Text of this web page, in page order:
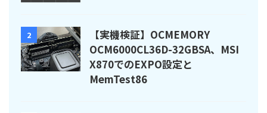
2
【実機検証】OCMEMORY
OCM6000CL36D-32GBSA、MSI
X870でのEXPO設定と
MemTest86